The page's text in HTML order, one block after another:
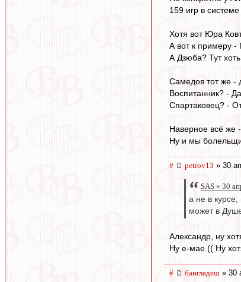
159 игр в
Хотя вот Юра
А вот к примеру -
А Дзюба? Тут
Самедов тот же -
Воспитанник? -
Спартаковец? -
Наверное всё же
Ну и мы
# petrov13 » 30
SAS » 30
а не в курсе,
может в
Александр, ну
Ну е-мае (( Ну
# бангладеш » 30